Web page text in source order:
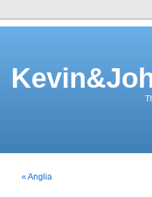
« Anglia